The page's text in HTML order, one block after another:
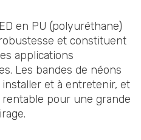
en PU (polyuréthane)
et constituent
applications
Les bandes de néons
et à entretenir, et
pour une grande